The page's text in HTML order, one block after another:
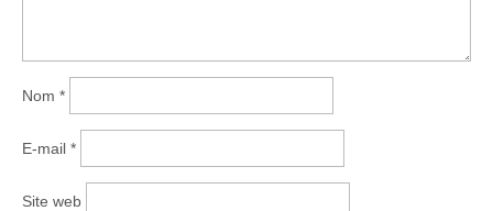
Nom *
E-mail *
Site web